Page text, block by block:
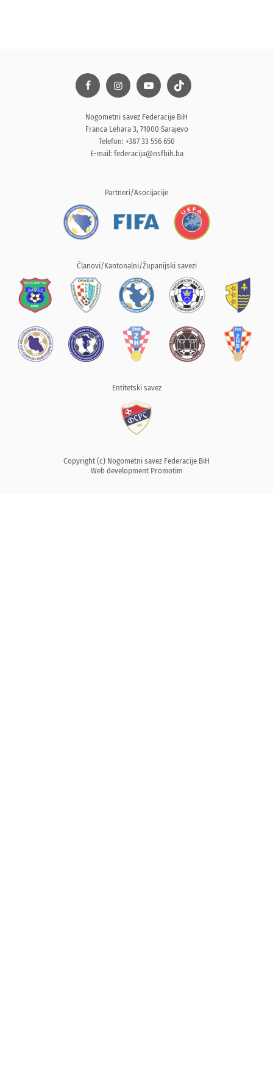
Nogometni savez Federacije BiH
Franca Lehara 3, 71000 Sarajevo
Telefon: +387 33 556 650
E-mail: federacija@nsfbih.ba
Partneri/Asocijacije
Članovi/Kantonalni/Županijski savezi
Entitetski savez
Copyright (c) Nogometni savez Federacije BiH
Web development Promotim